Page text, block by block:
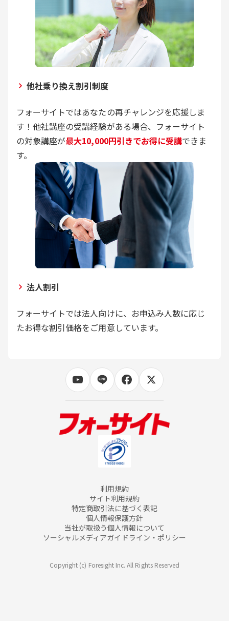
他社乗り換え割引制度
フォーサイトではあなたの再チャレンジを応援しま
す！他社講座の受講経験がある場合、フォーサイト
の対象講座が最大10,000円引きでお得に受講できま
す。
法人割引
フォーサイトでは法人向けに、お申込み人数に応じ
たお得な割引価格をご用意しています。
利用規約
サイト利用規約
特定商取引法に基づく表記
個人情報保護方針
当社が取扱う個人情報について
ソーシャルメディアガイドライン・ポリシー
Copyright (c) Foresight Inc. All Rights Reserved